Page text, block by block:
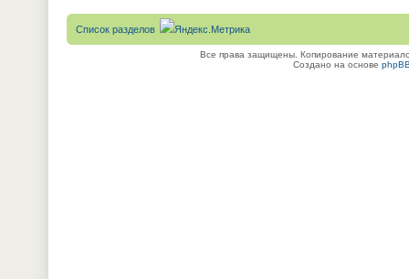
Список разделов
Все права защищены. Копирование
Создано на основе